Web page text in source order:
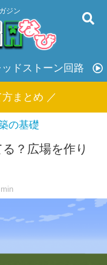
ジン
ッドストーン回路
まとめ ／
の基礎
？広場を作り